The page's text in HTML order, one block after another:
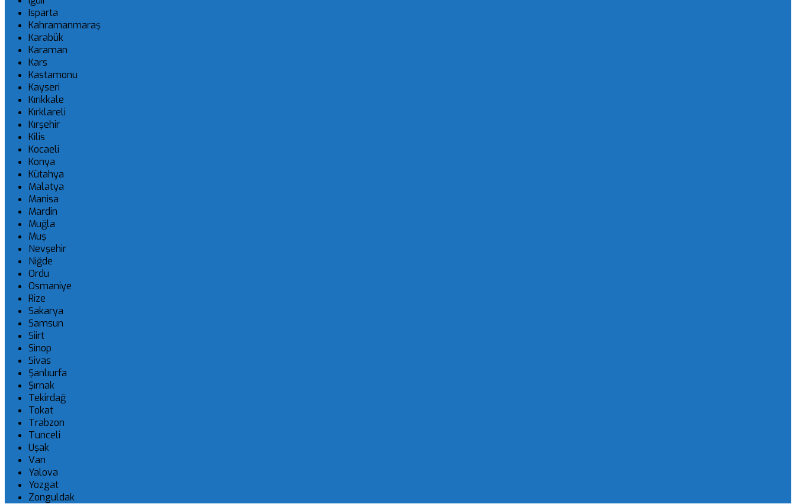
Isparta
Kahramanmaraş
Karabük
Karaman
Kars
Kastamonu
Kayseri
Kırıkkale
Kırklareli
Kırşehir
Kilis
Kocaeli
Konya
Kütahya
Malatya
Manisa
Mardin
Muğla
Muş
Nevşehir
Niğde
Ordu
Osmaniye
Rize
Sakarya
Samsun
Siirt
Sinop
Sivas
Şanlıurfa
Şırnak
Tekirdağ
Tokat
Trabzon
Tunceli
Uşak
Van
Yalova
Yozgat
Zonguldak